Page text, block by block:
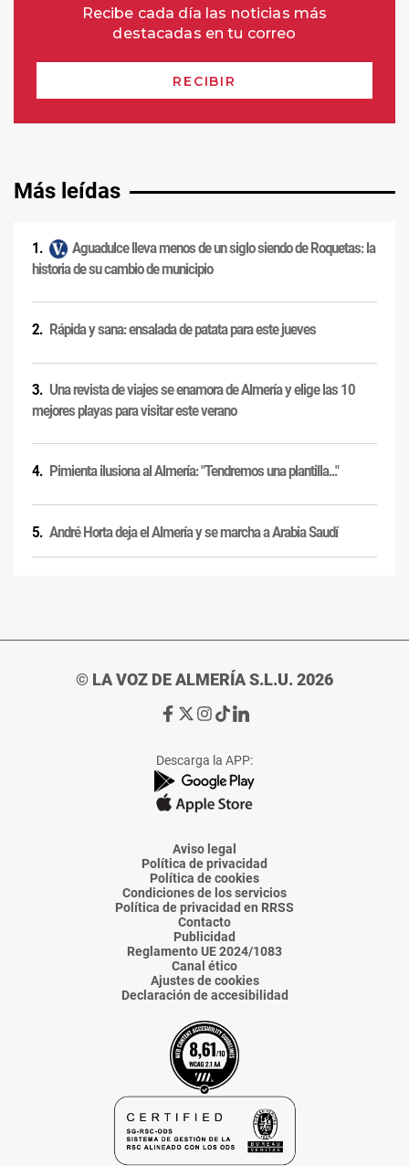
Más leídas
Aguadulce lleva menos de un siglo siendo de Roquetas: la
historia de su cambio de municipio
Rápida y sana: ensalada de patata para este jueves
Una revista de viajes se enamora de Almería y elige las 10
mejores playas para visitar este verano
Pimienta ilusiona al Almería: "Tendremos una plantilla..."
André Horta deja el Almería y se marcha a Arabia Saudí
© LA VOZ DE ALMERÍA S.L.U. 2026
Ir
de
La
Voz
Almería
Ir
de
La
Voz
Almería
Ir
de
La
Voz
Almería
Ir
de
La
Voz
Almería
Ir
de
La
Voz
Descarga la APP:
Aviso legal
Política de privacidad
Política de cookies
Condiciones de los servicios
Política de privacidad en RRSS
Contacto
Publicidad
Reglamento UE 2024/1083
Canal ético
Ajustes de cookies
Declaración de accesibilidad